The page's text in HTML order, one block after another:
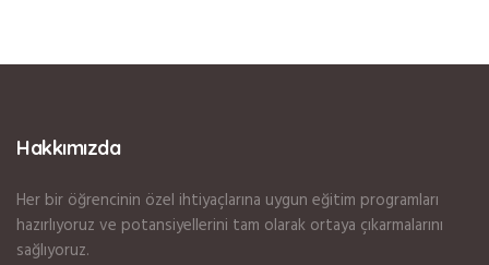
Hakkımızda
Her bir öğrencinin özel ihtiyaçlarına uygun eğitim programları
hazırlıyoruz ve potansiyellerini tam olarak ortaya çıkarmalarını
sağlıyoruz.